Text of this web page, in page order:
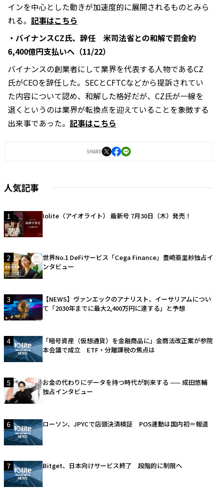
インを中心とした動きが加速度的に展開されるものとみら
れる。 記事はこちら
・バイナンスCZ氏、辞任 米司法省との和解で罰金約
6,400億円支払いへ（11/22）
バイナンスの創業者にして業界を代表する人物であるCZ
氏がCEOを辞任した。SECとCFTCなどから提訴されてい
た内容について認め、和解した格好だが、CZ氏が一線を
退くというのは業界が転換点を迎えていることを象徴する
出来事であった。 記事はこちら
SHARE
人気記事
1 Iolite（アイオライト） 最新号 7月30日（木）発売！
2
世界No.1 DeFiサービス「Cega Finance」豊崎亜里紗独占イ
ンタビュー
3
【NEWS】ヴァンエックのアナリスト、イーサリアムについ
て「2030年までに最大2,400万円に達する」と予想
4
「暗号資産（仮想通貨）を金融商品に」金商法改正案が参院
本会議で成立 ETF・分離課税の焦点は
5
お金の代わりにデータを持つ時代が到来する —— 成田悠輔
独占インタビュー
6 ローソン、JPYCで店頭決済検証 POS連動は国内初＝報道
7 Bitget、日本向けサービス終了 段階的に制限へ